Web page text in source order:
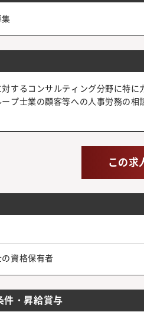
するコンサルティング分野に特に
プ士業の顧客等への人事労務の
この求
の資格保有者
・昇給賞与